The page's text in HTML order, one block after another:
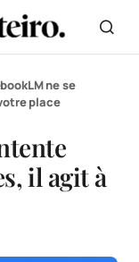
ne se
place
il agit à